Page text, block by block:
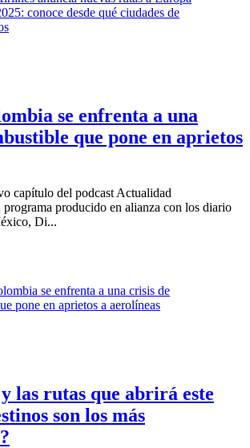
se enfrenta a una
que pone en aprietos
capítulo del podcast Actualidad
producido en alianza con los diario
Di...
las rutas que abrirá este
son los más